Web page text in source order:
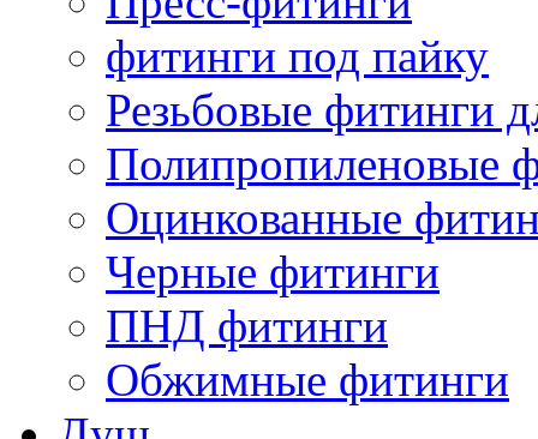
фитинги под пайку
Резьбовые фитинги
Полипропиленовые
Оцинкованные
Черные фитинги
ПНД фитинги
Обжимные фитинги